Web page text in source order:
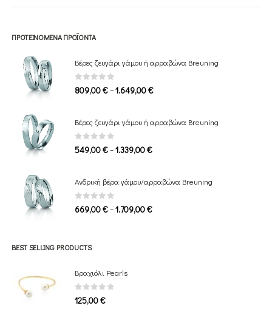
ΠΡΟΤΕΙΝΌΜΕΝΑ ΠΡΟΪΌΝΤΑ
Βέρες ζευγάρι γάμου ή αρραβώνα Breuning
0out of 5
809,00€–1.649,00€Price
through
Βέρες ζευγάρι γάμου ή αρραβώνα Breuning
0 out of 5
549,00€–1.339,00€Price
through
Ανδρική βέρα γάμου/αρραβώνα Breuning
0 out of 5
669,00€–1.709,00€Price
BEST SELLING PRODUCTS
Βραχιόλι Pearls
0out of 5
125,00€